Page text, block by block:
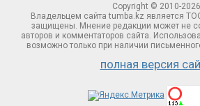
Copyright © 2010-2026
Владельцем сайта tumba.kz является
защищены. Мнение редакции может не
авторов и комментаторов сайта.
возможно только при наличии
полная версия